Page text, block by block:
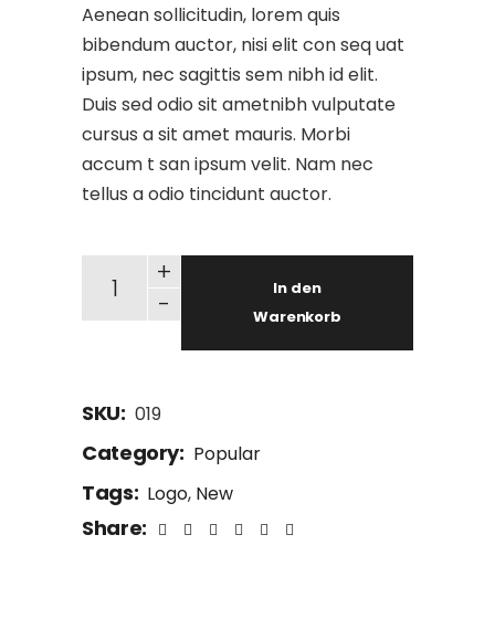
Aenean sollicitudin, lorem quis
bibendum auctor, nisi elit con seq uat
ipsum, nec sagittis sem nibh id elit.
Duis sed odio sit ametnibh vulputate
cursus a sit amet mauris. Morbi
accum t san ipsum velit. Nam nec
tellus a odio tincidunt auctor.
T-shirt Small quantity
-
+
In den
Warenkorb
SKU: 019
Category: Popular
Tags: Logo, New
Share: